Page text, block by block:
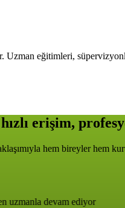
Uzman eğitimleri,
erişim,
hem bireyler hem
uzmanla devam ediyor